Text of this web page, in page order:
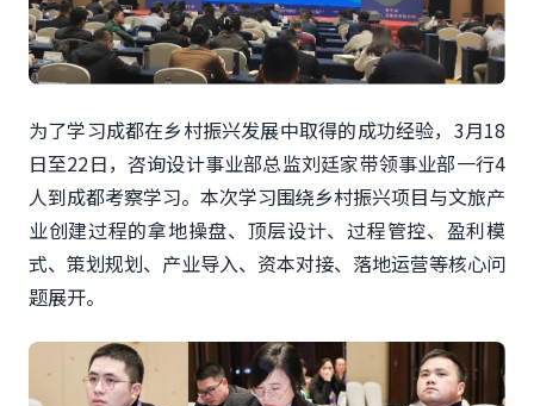
为了学习成都在乡村振兴发展中取得的成功经验，3月18
日至22日，咨询设计事业部总监刘廷家带领事业部一行4
人到成都考察学习。本次学习围绕乡村振兴项目与文旅产
业创建过程的拿地操盘、顶层设计、过程管控、盈利模
式、策划规划、产业导入、资本对接、落地运营等核心问
题展开。